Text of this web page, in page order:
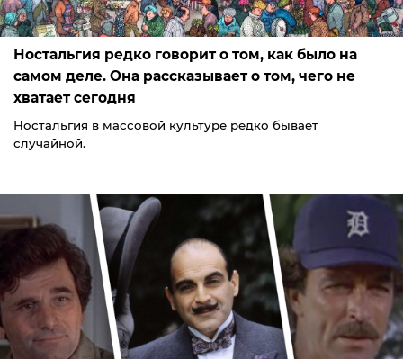
Ностальгия редко говорит о том, как было на
самом деле. Она рассказывает о том, чего не
хватает сегодня
Ностальгия в массовой культуре редко бывает
случайной.